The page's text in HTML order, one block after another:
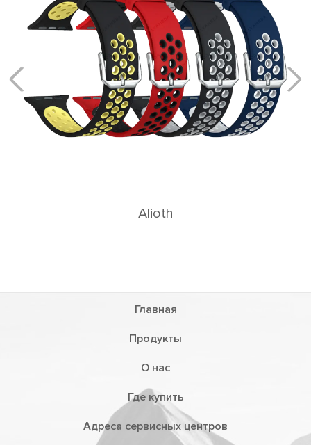
ALTAIR
Главная
Продукты
О нас
Где купить
Адреса сервисных центров